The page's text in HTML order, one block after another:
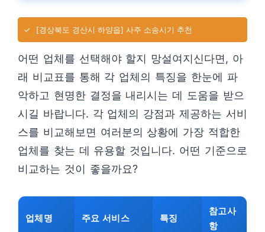
✓ [경상북도 경산시 하양읍] 사주 소송시기 추천
어떤 업체를 선택해야 할지 망설여지신다면, 아
래 비교표를 통해 각 업체의 특징을 한눈에 파
악하고 현명한 결정을 내리시는 데 도움을 받으
시길 바랍니다. 각 업체의 강점과 제공하는 서비
스를 비교해보면 여러분의 상황에 가장 적합한
업체를 찾는 데 유용할 것입니다. 어떤 기준으로
비교하는 것이 좋을까요?
업체명 주요 서비스 특징
참고사
항